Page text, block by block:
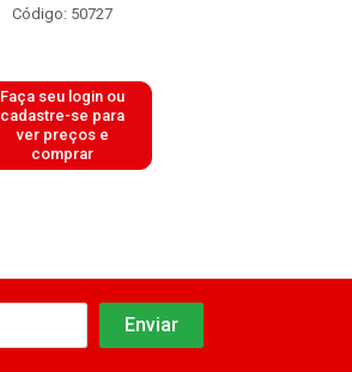
Código: 50727
Faça seu login ou
cadastre-se para
ver preços e
comprar